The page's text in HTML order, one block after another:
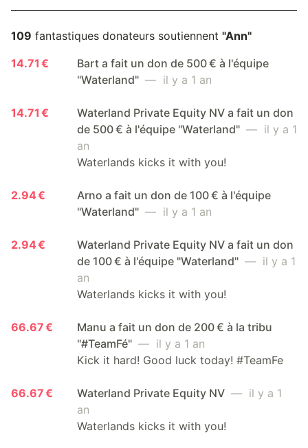
109 fantastiques donateurs soutiennent "Ann"
14.71 €
Bart a fait un don de 500 € à l'équipe
"Waterland" — il y a 1 an
14.71 €
Waterland Private Equity NV a fait un don
de 500 € à l'équipe "Waterland" — il y a 1
an
Waterlands kicks it with you!
2.94 €
Arno a fait un don de 100 € à l'équipe
"Waterland" — il y a 1 an
2.94 €
Waterland Private Equity NV a fait un don
de 100 € à l'équipe "Waterland" — il y a 1
an
Waterlands kicks it with you!
66.67 €
Manu a fait un don de 200 € à la tribu
"#TeamFé" — il y a 1 an
Kick it hard! Good luck today! #TeamFe
66.67 € Waterland Private Equity NV — il y a 1
an
Waterlands kicks it with you!